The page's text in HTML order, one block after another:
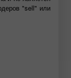
"sell" или